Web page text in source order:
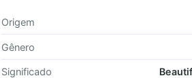
Origem
Gênero
Significado